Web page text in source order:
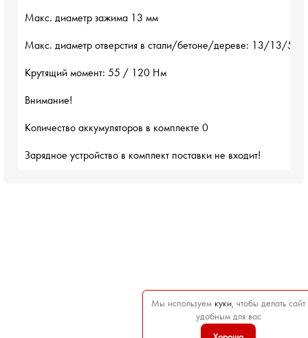
Мы используем куки, чтобы делать сайт
удобным для вас
Макс. диаметр зажима 13 мм
Макс. диаметр отверстия в стали/бетоне/дереве: 13/13/52
Крутящий момент: 55 / 120 Нм
Внимание!
Количество аккумуляторов в комплекте 0
Зарядное устройство в комплект поставки не входит!